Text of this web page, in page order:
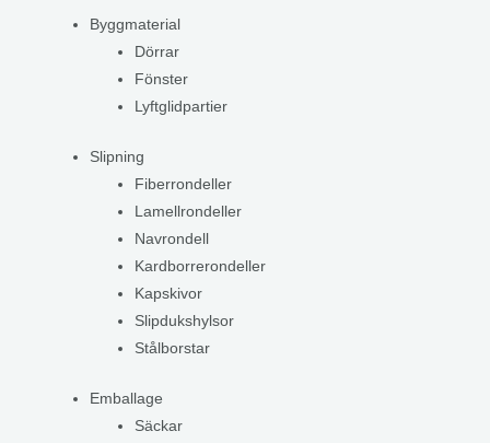
Byggmaterial
Dörrar
Fönster
Lyftglidpartier
Slipning
Fiberrondeller
Lamellrondeller
Navrondell
Kardborrerondeller
Kapskivor
Slipdukshylsor
Stålborstar
Emballage
Säckar